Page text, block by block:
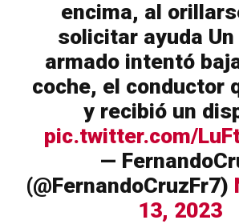
encima, al
solicitar ayuda
armado intentó
coche, el conductor
y recibió un
pic.twitter.com/
—
(@FernandoCruzFr7)
13, 2023